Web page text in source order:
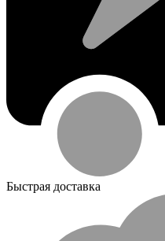
Быстрая доставка